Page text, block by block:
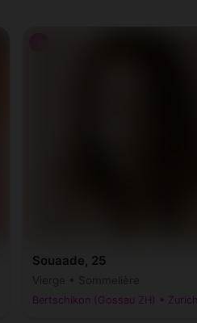
Souaade, 25
Bertschikon (Gossau ZH) • Zurich